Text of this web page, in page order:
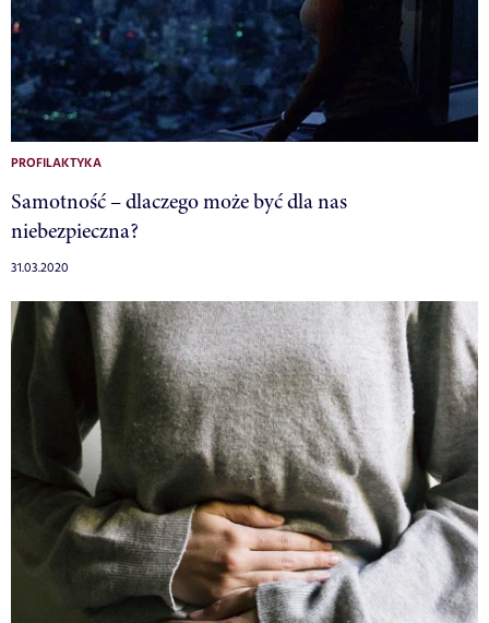
PROFILAKTYKA
Samotność – dlaczego może być dla nas
niebezpieczna?
31.03.2020